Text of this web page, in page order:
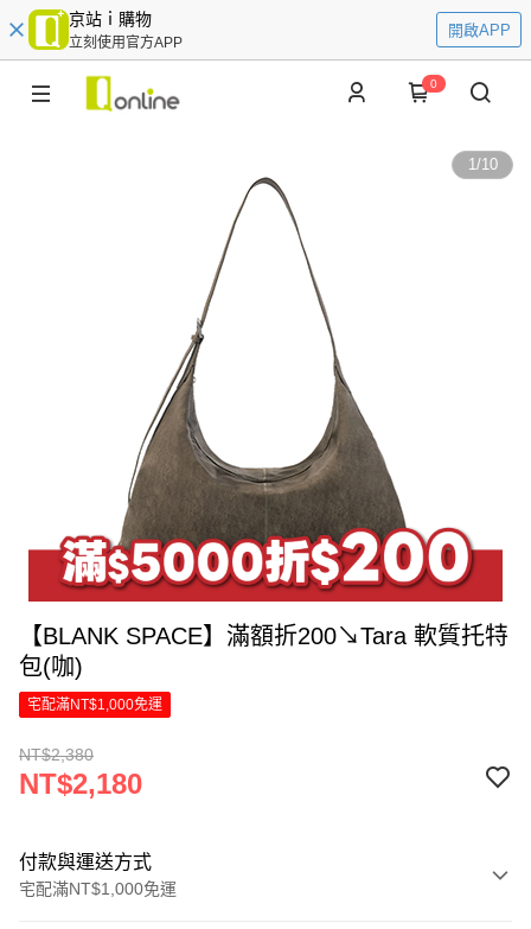
京站ｉ購物
立刻使用官方APP
開啟APP
0
1/10
【BLANK SPACE】滿額折200↘Tara 軟質托特
包(咖)
宅配滿NT$1,000免運
NT$2,380
NT$2,180
付款與運送方式
宅配滿NT$1,000免運